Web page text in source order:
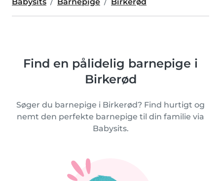
Find en pålidelig barnepige i
Birkerød
Søger du barnepige i Birkerød? Find hurtigt og
nemt den perfekte barnepige til din familie via
Babysits.